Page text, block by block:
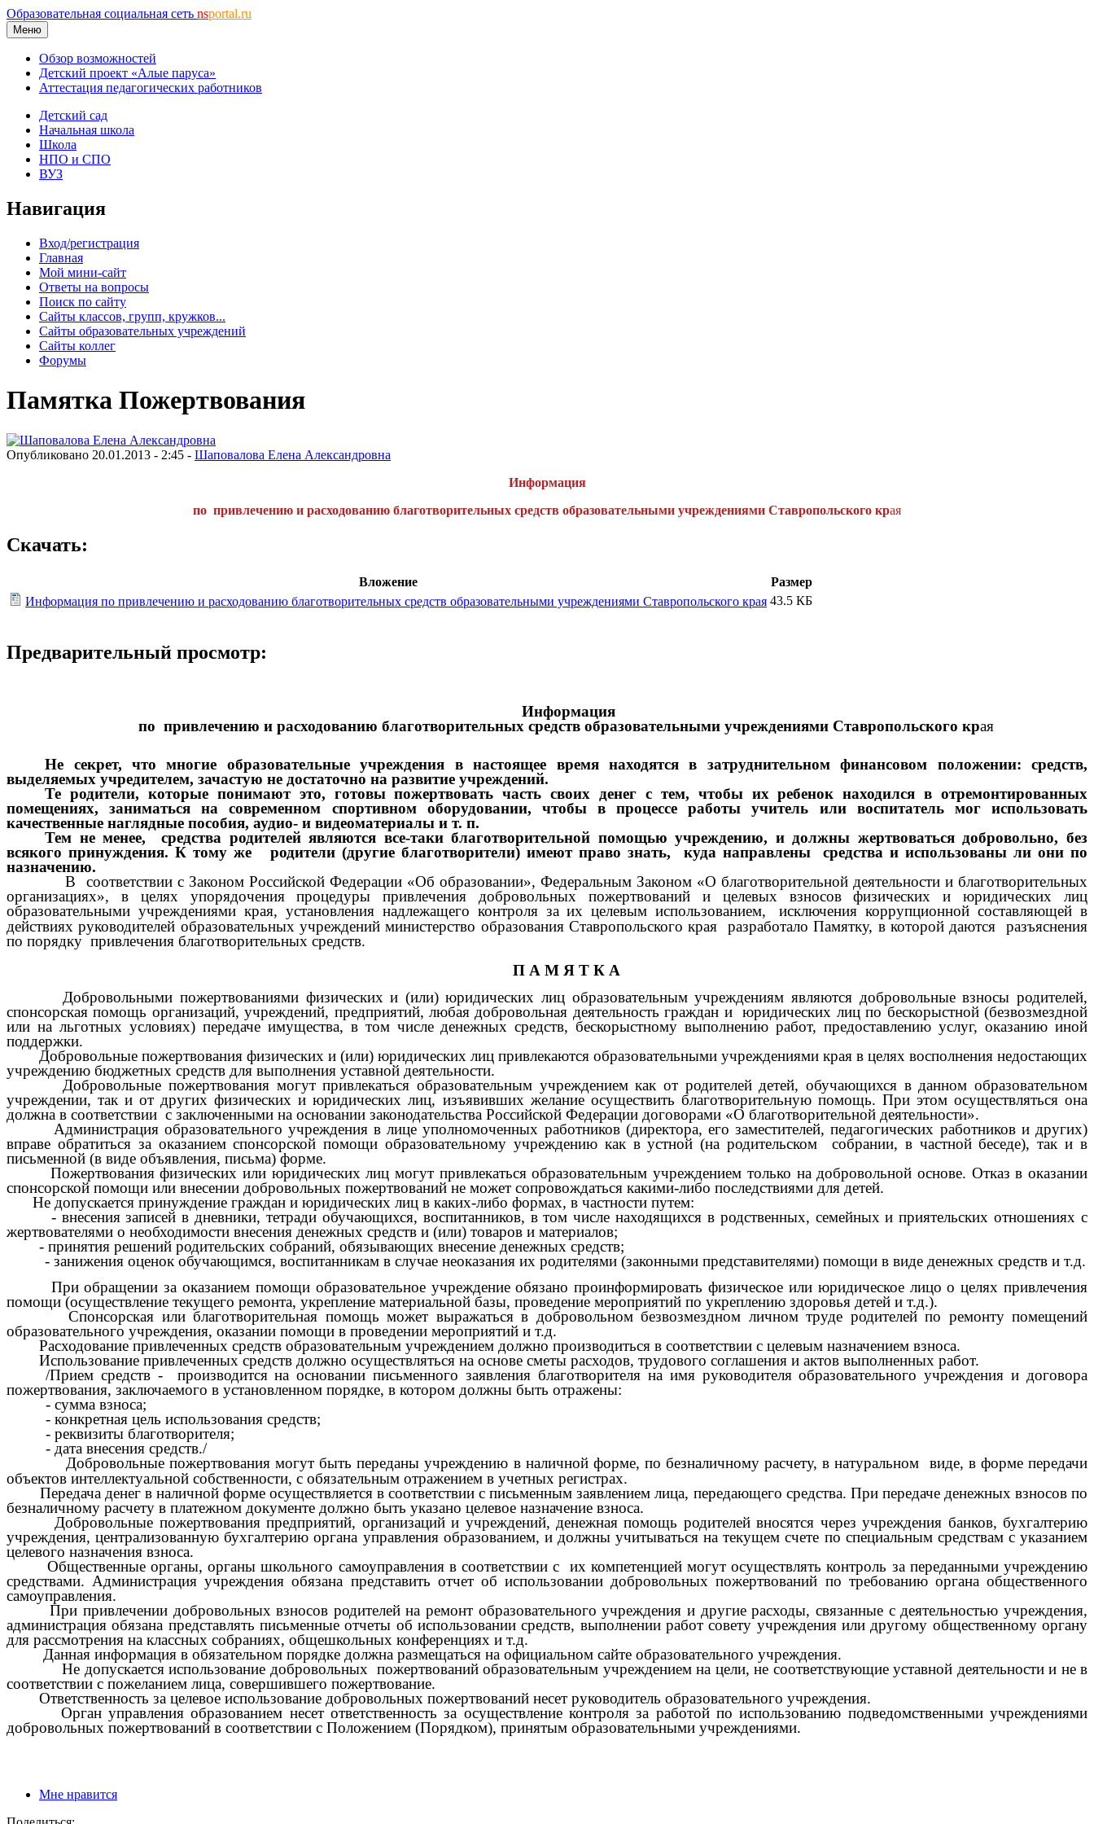
Образовательная социальная сеть nsportal.ru
Меню
Обзор возможностей
Детский проект «Алые паруса»
Аттестация педагогических работников
Детский сад
Начальная школа
Школа
НПО и СПО
ВУЗ
Навигация
Вход/регистрация
Главная
Мой мини-сайт
Ответы на вопросы
Поиск по сайту
Сайты классов, групп, кружков...
Сайты образовательных учреждений
Сайты коллег
Форумы
Памятка Пожертвования
Опубликовано 20.01.2013 - 2:45 - Шаповалова Елена Александровна
Информация
по привлечению и расходованию благотворительных средств образовательными учреждениями Ставропольского края
Скачать:
Вложение
Размер
Информация по привлечению и расходованию благотворительных средств образовательными учреждениями Ставропольского края 43.5 КБ
Предварительный просмотр:
Информация
по привлечению и расходованию благотворительных средств образовательными учреждениями Ставропольского края
Не секрет, что многие образовательные учреждения в настоящее время находятся в затруднительном финансовом положении: средств,
выделяемых учредителем, зачастую не достаточно на развитие учреждений.
Те родители, которые понимают это, готовы пожертвовать часть своих денег с тем, чтобы их ребенок находился в отремонтированных
помещениях, заниматься на современном спортивном оборудовании, чтобы в процессе работы учитель или воспитатель мог использовать
качественные наглядные пособия, аудио- и видеоматериалы и т. п.
Тем не менее, средства родителей являются все-таки благотворительной помощью учреждению, и должны жертвоваться добровольно, без
всякого принуждения. К тому же родители (другие благотворители) имеют право знать, куда направлены средства и использованы ли они по
назначению.
В соответствии с Законом Российской Федерации «Об образовании», Федеральным Законом «О благотворительной деятельности и благотворительных
организациях», в целях упорядочения процедуры привлечения добровольных пожертвований и целевых взносов физических и юридических лиц
образовательными учреждениями края, установления надлежащего контроля за их целевым использованием,
исключения коррупционной составляющей в
действиях руководителей образовательных учреждений министерство образования Ставропольского края разработало Памятку, в которой даются разъяснения
по порядку привлечения благотворительных средств.
П А М Я Т К А
Добровольными пожертвованиями физических и (или) юридических лиц образовательным учреждениям являются добровольные взносы родителей,
спонсорская помощь организаций, учреждений, предприятий, любая добровольная деятельность граждан и юридических лиц по бескорыстной (безвозмездной
или на льготных условиях) передаче имущества, в том числе денежных средств, бескорыстному выполнению работ, предоставлению услуг, оказанию иной
поддержки.
Добровольные пожертвования физических и (или) юридических лиц привлекаются образовательными учреждениями края в целях восполнения недостающих
учреждению бюджетных средств для выполнения уставной деятельности.
Добровольные пожертвования могут привлекаться образовательным учреждением как от родителей детей, обучающихся в данном образовательном
учреждении, так и от других физических и юридических лиц, изъявивших желание осуществить благотворительную помощь. При этом осуществляться она
должна в соответствии с заключенными на основании законодательства Российской Федерации договорами «О благотворительной деятельности».
Администрация образовательного учреждения в лице уполномоченных работников (директора, его заместителей, педагогических работников и других)
вправе обратиться за оказанием спонсорской помощи образовательному учреждению как в устной (на родительском собрании, в частной беседе), так и в
письменной (в виде объявления, письма) форме.
Пожертвования физических или юридических лиц могут привлекаться образовательным учреждением только на добровольной основе. Отказ в оказании
спонсорской помощи или внесении добровольных пожертвований не может сопровождаться какими-либо последствиями для детей.
Не допускается принуждение граждан и юридических лиц в каких-либо формах, в частности путем:
- внесения записей в дневники, тетради обучающихся, воспитанников, в том числе находящихся в родственных, семейных и приятельских отношениях с
жертвователями о необходимости внесения денежных средств и (или) товаров и материалов;
- принятия решений родительских собраний, обязывающих внесение денежных средств;
- занижения оценок обучающимся, воспитанникам в случае неоказания их родителями (законными представителями) помощи в виде денежных средств и т.д.
При обращении за оказанием помощи образовательное учреждение обязано проинформировать физическое или юридическое лицо о целях привлечения
помощи (осуществление текущего ремонта, укрепление материальной базы, проведение мероприятий по укреплению здоровья детей и т.д.).
Спонсорская или благотворительная помощь может выражаться в добровольном безвозмездном личном труде родителей по ремонту помещений
образовательного учреждения, оказании помощи в проведении мероприятий и т.д.
Расходование привлеченных средств образовательным учреждением должно производиться в соответствии с целевым назначением взноса.
Использование привлеченных средств должно осуществляться на основе сметы расходов, трудового соглашения и актов выполненных работ.
/Прием средств - производится на основании письменного заявления благотворителя на имя руководителя образовательного учреждения и договора
пожертвования, заключаемого в установленном порядке, в котором должны быть отражены:
- сумма взноса;
- конкретная цель использования средств;
- реквизиты благотворителя;
- дата внесения средств./
Добровольные пожертвования могут быть переданы учреждению в наличной форме, по безналичному расчету, в натуральном виде, в форме передачи
объектов интеллектуальной собственности, с обязательным отражением в учетных регистрах.
Передача денег в наличной форме осуществляется в соответствии с письменным заявлением лица, передающего средства. При передаче денежных взносов по
безналичному расчету в платежном документе должно быть указано целевое назначение взноса.
Добровольные пожертвования предприятий, организаций и учреждений, денежная помощь родителей вносятся через учреждения банков, бухгалтерию
учреждения, централизованную бухгалтерию органа управления образованием, и должны учитываться на текущем счете по специальным средствам с указанием
целевого назначения взноса.
Общественные органы, органы школьного самоуправления в соответствии с их компетенцией могут осуществлять контроль за переданными учреждению
средствами. Администрация учреждения обязана представить отчет об использовании добровольных пожертвований по требованию органа общественного
самоуправления.
При привлечении добровольных взносов родителей на ремонт образовательного учреждения и другие расходы, связанные с деятельностью учреждения,
администрация обязана представлять письменные отчеты об использовании средств, выполнении работ совету учреждения или другому общественному органу
для рассмотрения на классных собраниях, общешкольных конференциях и т.д.
Данная информация в обязательном порядке должна размещаться на официальном сайте образовательного учреждения.
Не допускается использование добровольных пожертвований образовательным учреждением на цели, не соответствующие уставной деятельности и не в
соответствии с пожеланием лица, совершившего пожертвование.
Ответственность за целевое использование добровольных пожертвований несет руководитель образовательного учреждения.
Орган управления образованием несет ответственность за осуществление контроля за работой по использованию подведомственными учреждениями
добровольных пожертвований в соответствии с Положением (Порядком), принятым образовательными учреждениями.
Мне нравится